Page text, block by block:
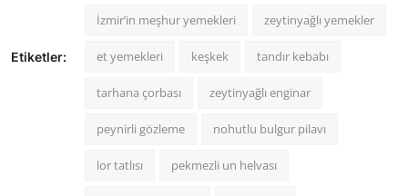
Etiketler:
İzmir’in meşhur yemekleri zeytinyağlı yemekler
et yemekleri keşkek tandır kebabı
tarhana çorbası zeytinyağlı enginar
peynirli gözleme nohutlu bulgur pilavı
lor tatlısı pekmezli un helvası